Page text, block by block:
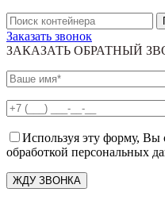
Заказать звонок
ЗАКАЗАТЬ ОБРАТНЫЙ
Используя эту форму, Вы
обработкой персональных